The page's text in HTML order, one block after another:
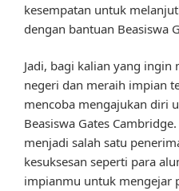
kesempatan untuk
dengan bantuan Beasiswa
Jadi, bagi kalian yang
negeri dan meraih impian
mencoba mengajukan diri
Beasiswa Gates
menjadi salah satu
kesuksesan seperti para
impianmu untuk mengejar